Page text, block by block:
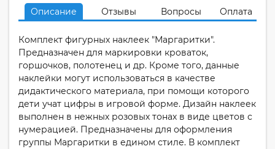
Описание Отзывы Вопросы Оплата
Комплект фигурных наклеек "Маргаритки".
Предназначен для маркировки кроваток,
горшочков, полотенец и др. Кроме того, данные
наклейки могут использоваться в качестве
дидактического материала, при помощи которого
дети учат цифры в игровой форме. Дизайн наклеек
выполнен в нежных розовых тонах в виде цветов с
нумерацией. Предназначены для оформления
группы Маргаритки в едином стиле. В комплект